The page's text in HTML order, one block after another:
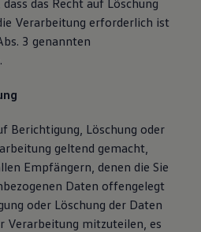
das Recht auf Löschung
Verarbeitung erforderlich ist
3 genannten
Berichtigung, Löschung oder
geltend gemacht,
Empfängern, denen die Sie
Daten offengelegt
oder Löschung der Daten
Verarbeitung mitzuteilen, es